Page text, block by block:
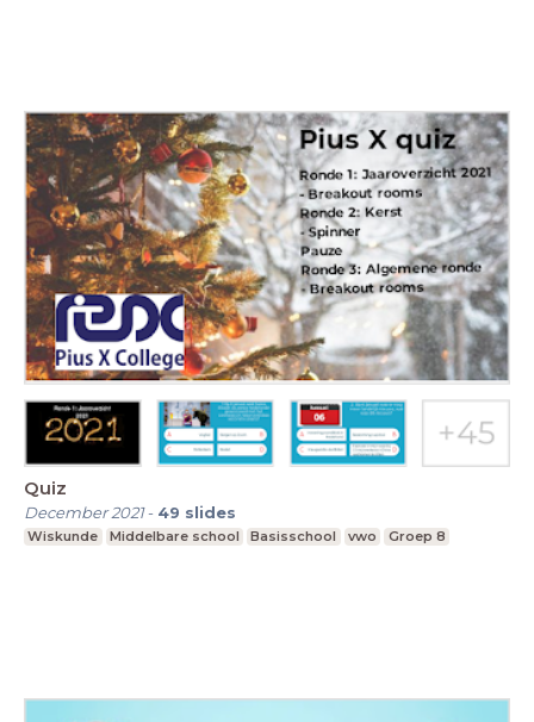
Quiz
December 2021- 49 slides
Wiskunde Middelbare school Basisschool vwo Groep 8